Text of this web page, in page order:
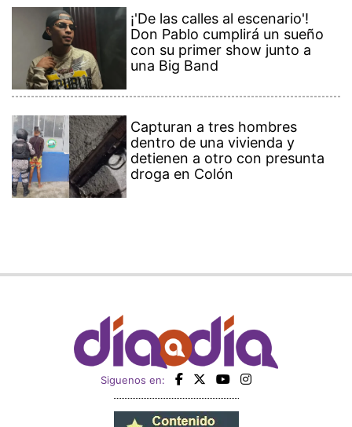
¡'De las calles al escenario'!
Don Pablo cumplirá un sueño
con su primer show junto a
una Big Band
Capturan a tres hombres
dentro de una vivienda y
detienen a otro con presunta
droga en Colón
Siguenos en: